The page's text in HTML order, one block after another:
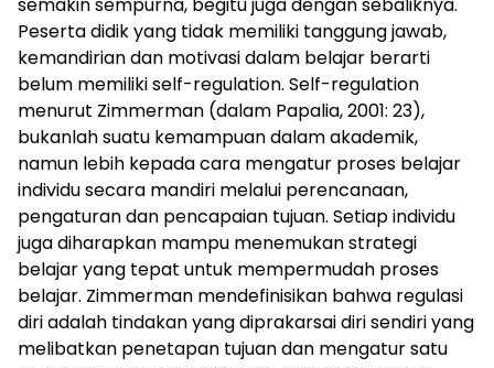
semakin sempurna, begitu juga dengan sebaliknya.
Peserta didik yang tidak memiliki tanggung jawab,
kemandirian dan motivasi dalam belajar berarti
belum memiliki self-regulation. Self-regulation
menurut Zimmerman (dalam Papalia, 2001: 23),
bukanlah suatu kemampuan dalam akademik,
namun lebih kepada cara mengatur proses belajar
individu secara mandiri melalui perencanaan,
pengaturan dan pencapaian tujuan. Setiap individu
juga diharapkan mampu menemukan strategi
belajar yang tepat untuk mempermudah proses
belajar. Zimmerman mendefinisikan bahwa regulasi
diri adalah tindakan yang diprakarsai diri sendiri yang
melibatkan penetapan tujuan dan mengatur satu